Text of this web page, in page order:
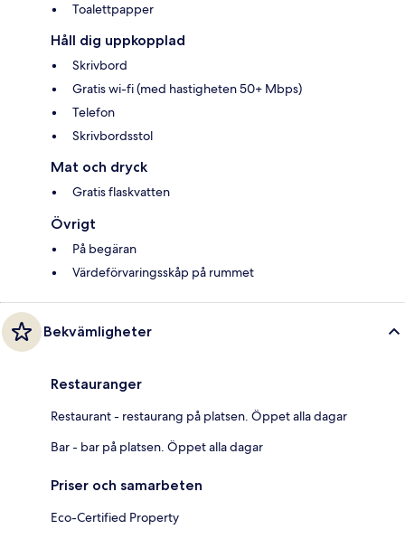
Toalettpapper
Håll dig uppkopplad
Skrivbord
Gratis wi-fi (med hastigheten 50+ Mbps)
Telefon
Skrivbordsstol
Mat och dryck
Gratis flaskvatten
Övrigt
På begäran
Värdeförvaringsskåp på rummet
Bekvämligheter
Restauranger
Restaurant - restaurang på platsen. Öppet alla dagar
Bar - bar på platsen. Öppet alla dagar
Priser och samarbeten
Eco-Certified Property